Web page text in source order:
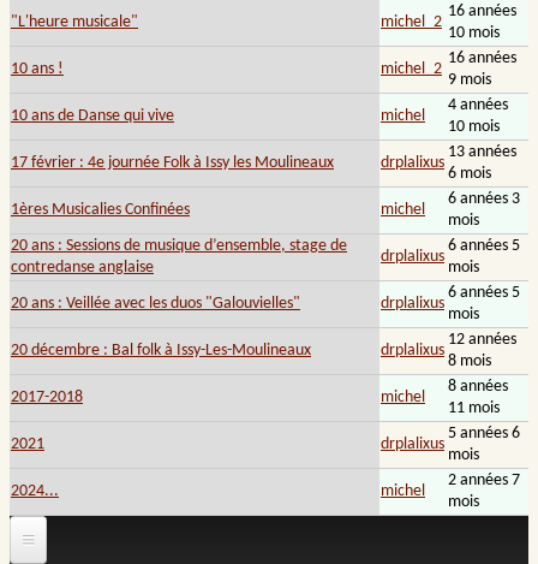
"L'heure musicale"
michel_2
16 années
10 mois
10 ans !
michel_2
16 années
9 mois
10 ans de Danse qui vive
michel
4 années
10 mois
17 février : 4e journée Folk à Issy les Moulineaux
drplalixus
13 années
6 mois
1ères Musicalies Confinées
michel
6 années 3
mois
20 ans : Sessions de musique d’ensemble, stage de
contredanse anglaise
drplalixus
6 années 5
mois
20 ans : Veillée avec les duos "Galouvielles"
drplalixus
6 années 5
mois
20 décembre : Bal folk à Issy-Les-Moulineaux
drplalixus
12 années
8 mois
2017-2018
michel
8 années
11 mois
2021
drplalixus
5 années 6
mois
2024...
michel
2 années 7
mois